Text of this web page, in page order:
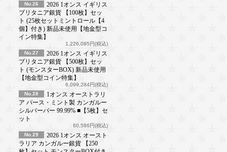
No.26
2026 1オンス イギリス
ブリタニア銀貨 【100枚】セッ
ト (25枚セットミントロール【4
個】付き) 新品未使用【地金型コ
イン特集】
1,226,085円(税込)
No.27
2026 1オンス イギリス
ブリタニア銀貨 【500枚】セッ
ト (モンスターBOX) 新品未使用
【地金型コイン特集】
6,099,284円(税込)
No.28
1オンス オーストラリ
ア パース・ミント製 カンガルー
シルバーバー 99.99% ■【5枚】セ
ット
60,586円(税込)
No.29
2026 1オンス オースト
ラリア カンガルー銀貨 【250